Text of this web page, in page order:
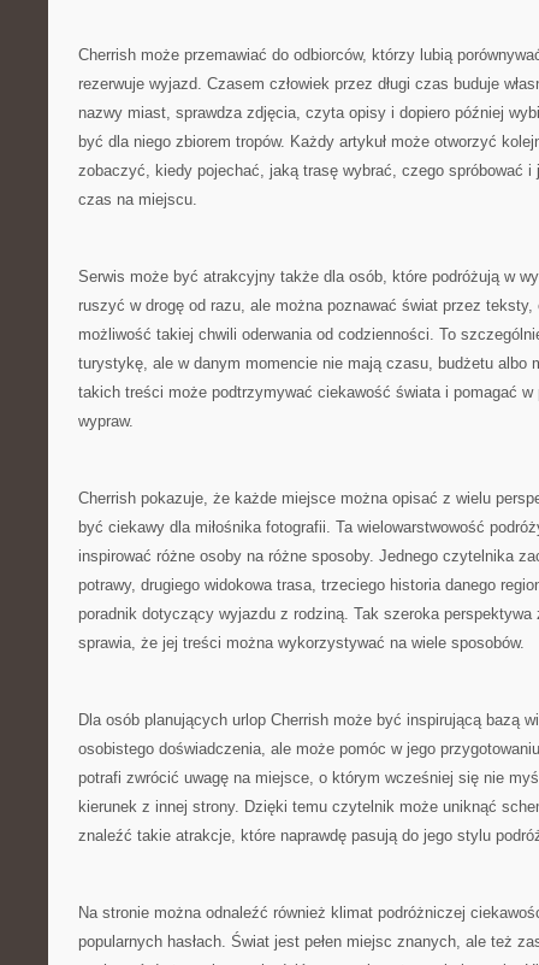
Cherrish może przemawiać do odbiorców, którzy lubią
rezerwuje wyjazd. Czasem człowiek przez długi czas buduje
nazwy miast, sprawdza zdjęcia, czyta opisy i dopiero później
być dla niego zbiorem tropów. Każdy artykuł może otworzyć
zobaczyć, kiedy pojechać, jaką trasę wybrać, czego spróbować
czas na miejscu.
Serwis może być atrakcyjny także dla osób, które podróżują w
ruszyć w drogę od razu, ale można poznawać świat przez
możliwość takiej chwili oderwania od codzienności. To
turystykę, ale w danym momencie nie mają czasu, budżetu albo
takich treści może podtrzymywać ciekawość świata i pomagać w
wypraw.
Cherrish pokazuje, że każde miejsce można opisać z wielu
być ciekawy dla miłośnika fotografii. Ta wielowarstwowość
inspirować różne osoby na różne sposoby. Jednego czytelnika
potrawy, drugiego widokowa trasa, trzeciego historia danego
poradnik dotyczący wyjazdu z rodziną. Tak szeroka
sprawia, że jej treści można wykorzystywać na wiele sposobów.
Dla osób planujących urlop Cherrish może być inspirującą bazą
osobistego doświadczenia, ale może pomóc w jego
potrafi zwrócić uwagę na miejsce, o którym wcześniej się nie
kierunek z innej strony. Dzięki temu czytelnik może uniknąć
znaleźć takie atrakcje, które naprawdę pasują do jego stylu
Na stronie można odnaleźć również klimat podróżniczej
popularnych hasłach. Świat jest pełen miejsc znanych, ale też